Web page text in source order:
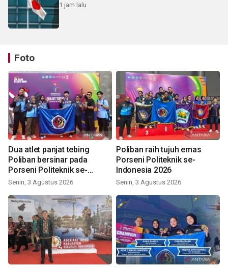
1 jam lalu
Foto
Dua atlet panjat tebing
Poliban bersinar pada
Porseni Politeknik se-
Indonesia 2026
Senin, 3 Agustus 2026
Poliban raih tujuh emas
Porseni Politeknik se-
Indonesia 2026
Senin, 3 Agustus 2026